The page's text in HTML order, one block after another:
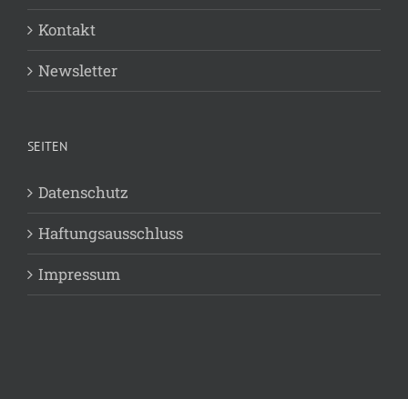
Kontakt
Newsletter
SEITEN
Datenschutz
Haftungsausschluss
Impressum